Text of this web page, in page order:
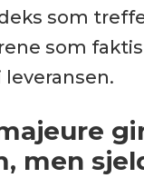
som
som
men